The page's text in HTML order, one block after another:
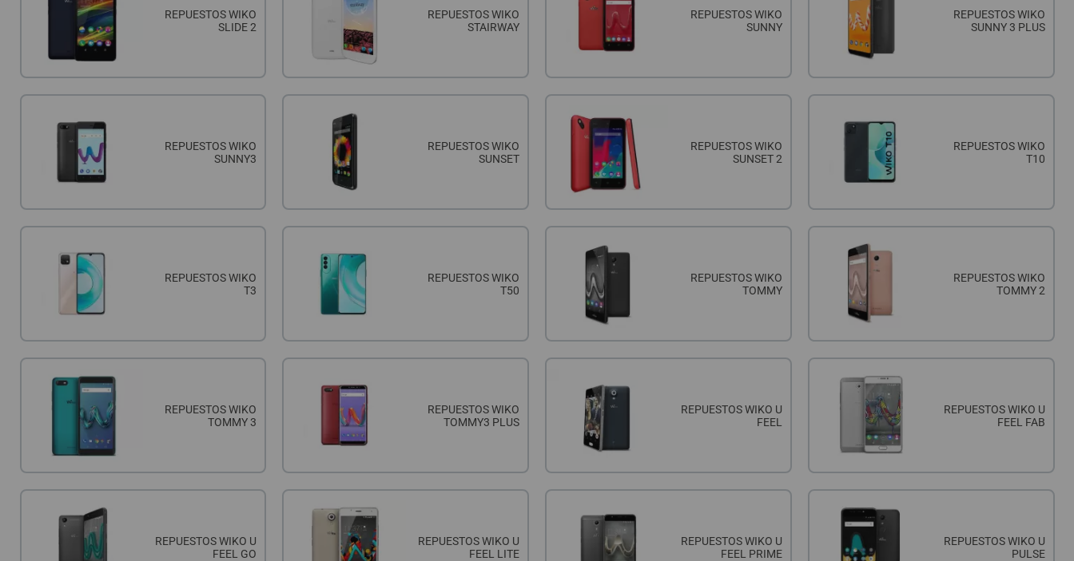
REPUESTOS WIKO
SLIDE 2
REPUESTOS WIKO
STAIRWAY
REPUESTOS WIKO
SUNNY
REPUESTOS WIKO
SUNNY 3 PLUS
REPUESTOS WIKO
SUNNY3
REPUESTOS WIKO
SUNSET
REPUESTOS WIKO
SUNSET 2
REPUESTOS WIKO
T10
REPUESTOS WIKO
T3
REPUESTOS WIKO
T50
REPUESTOS WIKO
TOMMY
REPUESTOS WIKO
TOMMY 2
REPUESTOS WIKO
TOMMY 3
REPUESTOS WIKO
TOMMY3 PLUS
REPUESTOS WIKO U
FEEL
REPUESTOS WIKO U
FEEL FAB
REPUESTOS WIKO U
FEEL GO
REPUESTOS WIKO U
FEEL LITE
REPUESTOS WIKO U
FEEL PRIME
REPUESTOS WIKO U
PULSE